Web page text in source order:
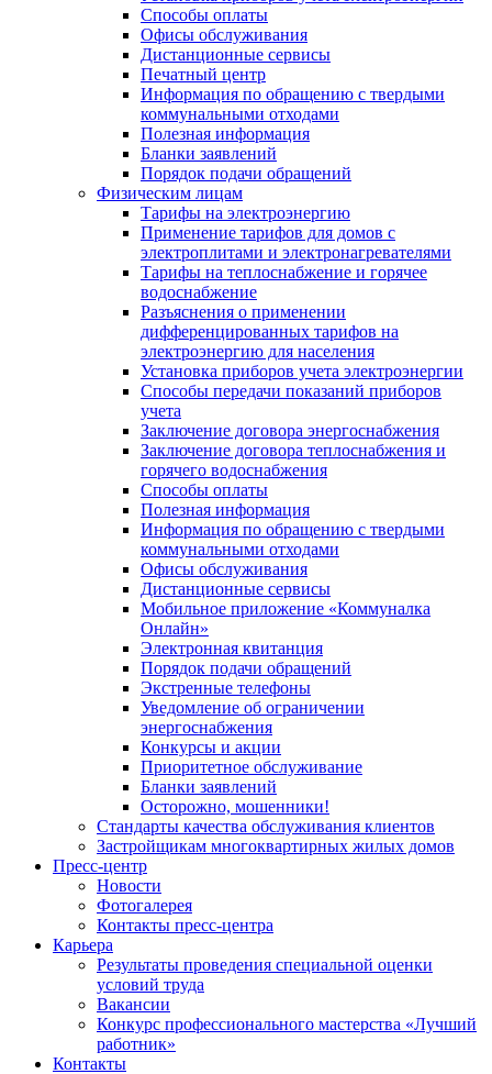
Способы оплаты
Офисы обслуживания
Дистанционные сервисы
Печатный центр
Информация по обращению с твердыми
коммунальными отходами
Полезная информация
Бланки заявлений
Порядок подачи обращений
Физическим лицам
Тарифы на электроэнергию
Применение тарифов для домов с
электроплитами и электронагревателями
Тарифы на теплоснабжение и горячее
водоснабжение
Разъяснения о применении
дифференцированных тарифов на
электроэнергию для населения
Установка приборов учета электроэнергии
Способы передачи показаний приборов
учета
Заключение договора энергоснабжения
Заключение договора теплоснабжения и
горячего водоснабжения
Способы оплаты
Полезная информация
Информация по обращению с твердыми
коммунальными отходами
Офисы обслуживания
Дистанционные сервисы
Мобильное приложение «Коммуналка
Онлайн»
Электронная квитанция
Порядок подачи обращений
Экстренные телефоны
Уведомление об ограничении
энергоснабжения
Конкурсы и акции
Приоритетное обслуживание
Бланки заявлений
Осторожно, мошенники!
Стандарты качества обслуживания клиентов
Застройщикам многоквартирных жилых домов
Пресс-центр
Новости
Фотогалерея
Контакты пресс-центра
Карьера
Результаты проведения специальной оценки
условий труда
Вакансии
Конкурс профессионального мастерства «Лучший
работник»
Контакты